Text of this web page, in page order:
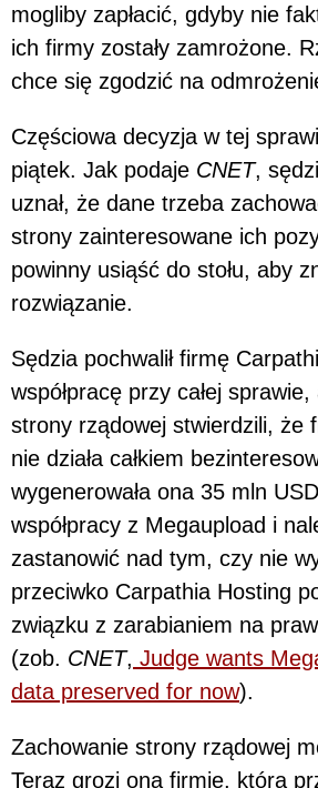
mogliby zapłacić, gdyby nie
ich firmy zostały zamrożone.
chce się zgodzić na
Częściowa decyzja w tej
piątek. Jak podaje CNET,
uznał, że dane trzeba
strony zainteresowane ich
powinny usiąść do stołu, aby
rozwiązanie.
Sędzia pochwalił firmę
współpracę przy całej
strony rządowej stwierdzili, że
nie działa całkiem
wygenerowała ona 35 mln
współpracy z Megaupload i
zastanowić nad tym, czy nie
przeciwko Carpathia Hosting
związku z zarabianiem na
(zob. CNET, Judge wants
data preserved for now).
Zachowanie strony rządowej
Teraz grozi ona firmie, która